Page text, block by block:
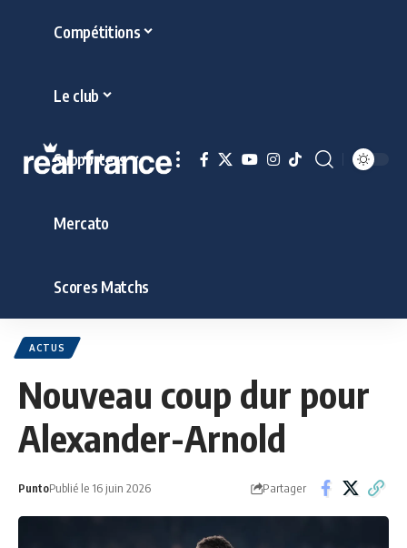
Compétitions
Le club
Supporters
Mercato
Scores Matchs
ACTUS
Nouveau coup dur pour
Alexander-Arnold
PuntoPublié le 16 juin 2026 Partager